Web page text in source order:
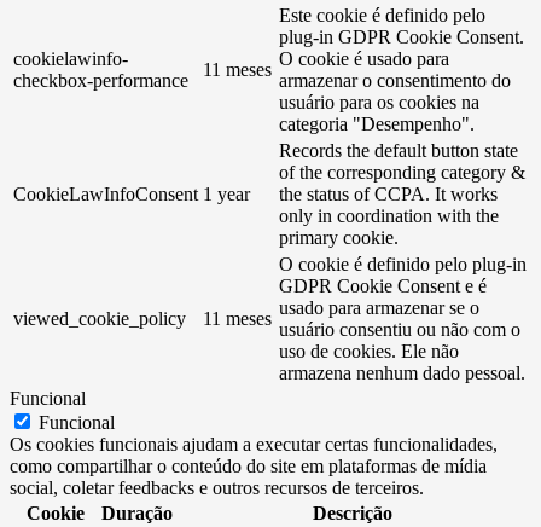
cookielawinfo-
checkbox-performance
11 meses
Este cookie é definido pelo
plug-in GDPR Cookie Consent.
O cookie é usado para
armazenar o consentimento do
usuário para os cookies na
categoria "Desempenho".
CookieLawInfoConsent 1 year
Records the default button state
of the corresponding category &
the status of CCPA. It works
only in coordination with the
primary cookie.
viewed_cookie_policy 11 meses
O cookie é definido pelo plug-in
GDPR Cookie Consent e é
usado para armazenar se o
usuário consentiu ou não com o
uso de cookies. Ele não
armazena nenhum dado pessoal.
Funcional
Funcional
Os cookies funcionais ajudam a executar certas funcionalidades,
como compartilhar o conteúdo do site em plataformas de mídia
social, coletar feedbacks e outros recursos de terceiros.
Cookie
Duração Descrição